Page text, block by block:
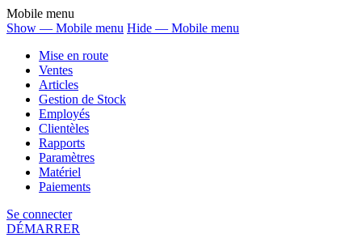
Mobile menu
Show — Mobile menu Hide — Mobile menu
Mise en route
Ventes
Articles
Gestion de Stock
Employés
Clientèles
Rapports
Paramètres
Matériel
Paiements
Se connecter
DÉMARRER